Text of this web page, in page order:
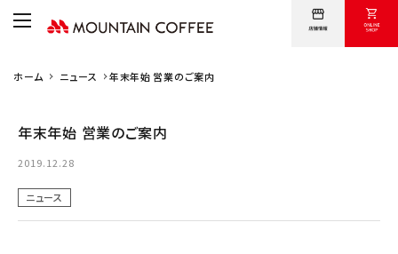
卸売について
問い合わせ
ホーム ニュース 年末年始 営業のご案内
年末年始 営業のご案内
2019.12.28
ニュース